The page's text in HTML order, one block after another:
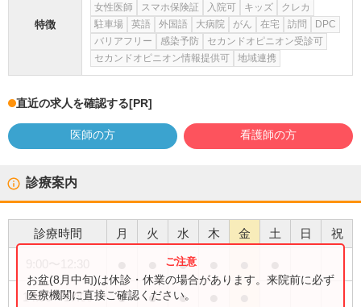
特徴
女性医師
スマホ保険証 入院可 キッズ
クレカ
駐車場
英語 外国語 大病院 がん 在宅 訪問
DPC
バリアフリー
感染予防
セカンドオピニオン受診可
セカンドオピニオン情報提供可
地域連携
直近の求人を確認する[PR]
医師の方 看護師の方
診療案内
診療時間 月 火 水 木 金 土 日 祝
●
14:00〜17:00 ● ● ●
お盆(8月中旬)は休診・休業の場合があります。来院前に必ず
医療機関に直接ご確認ください。